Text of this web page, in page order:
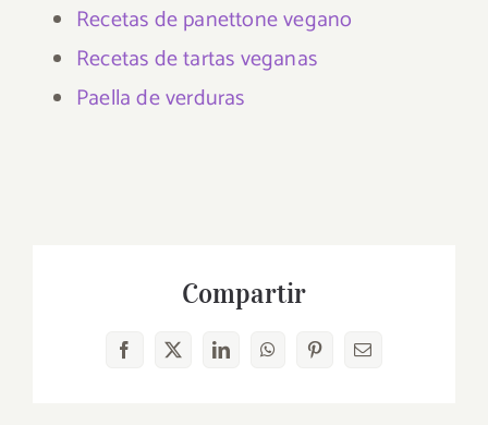
Recetas de panettone vegano
Recetas de tartas veganas
Paella de verduras
Compartir
Facebook
X LinkedInWhatsAppPinterestCorreo